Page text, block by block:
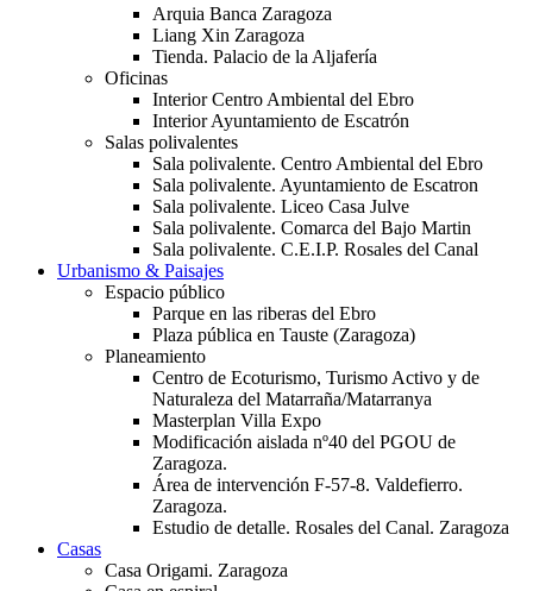
Arquia Banca Zaragoza
Liang Xin Zaragoza
Tienda. Palacio de la Aljafería
Oficinas
Interior Centro Ambiental del Ebro
Interior Ayuntamiento de Escatrón
Salas polivalentes
Sala polivalente. Centro Ambiental del Ebro
Sala polivalente. Ayuntamiento de Escatron
Sala polivalente. Liceo Casa Julve
Sala polivalente. Comarca del Bajo Martin
Sala polivalente. C.E.I.P. Rosales del Canal
Urbanismo & Paisajes
Espacio público
Parque en las riberas del Ebro
Plaza pública en Tauste (Zaragoza)
Planeamiento
Centro de Ecoturismo, Turismo Activo y de
Naturaleza del Matarraña/Matarranya
Masterplan Villa Expo
Modificación aislada nº40 del PGOU de
Zaragoza.
Área de intervención F-57-8. Valdefierro.
Zaragoza.
Estudio de detalle. Rosales del Canal. Zaragoza
Casas
Casa Origami. Zaragoza